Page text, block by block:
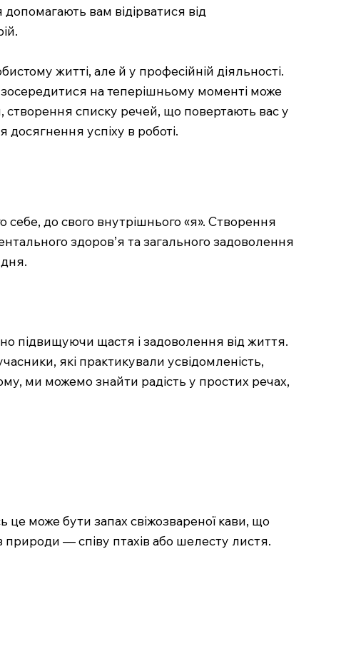
вам відірватися від
житті, але й у професійній діяльності.
на теперішньому моменті може
створення списку речей, що повертають вас у
успіху в роботі.
себе, до свого внутрішнього «я». Створення
здоров’я та загального задоволення
підвищуючи щастя і задоволення від життя.
які практикували усвідомленість,
ми можемо знайти радість у простих речах,
може бути запах свіжозвареної кави, що
природи — співу птахів або шелесту листя.